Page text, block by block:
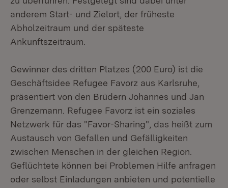
anderem Start- und Zielort, der früheste
Abholzeitraum und der späteste
Ankunftszeitraum.
Gewinner des dritten Platzes (200 Euro) ist die
Geschäftsidee Refugee Favorz aus Karlsruhe,
präsentiert von den Brüdern Johannes und Jan
Grenzemann. Refugee Favorz ist ein soziales
Netzwerk für das "Favor-Sharing", das heißt zum
Austausch von Gefallen und Gefälligkeiten
zwischen Menschen in der gleichen Region.
Geflüchtete können bei Problemen Hilfe anfragen
oder selbst Einladungen anbieten und potentielle